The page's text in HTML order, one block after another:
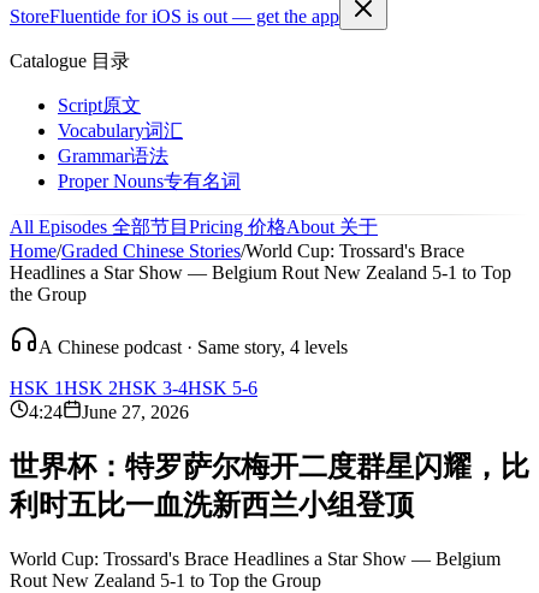
StoreFluentide for iOS is out — get the app
Catalogue 目录
Script原文
Vocabulary词汇
Grammar语法
Proper Nouns专有名词
All Episodes 全部节目 Pricing 价格About 关于
Home/Graded Chinese Stories/World Cup: Trossard's Brace
Headlines a Star Show — Belgium Rout New Zealand 5-1 to Top
the Group
A Chinese podcast · Same story, 4 levels
HSK 1HSK 2HSK 3-4HSK 5-6
4:24
June 27, 2026
世界杯： 特罗萨尔梅开二度群星闪耀 ， 比
利 时五比一血洗新西兰小组登顶
World Cup: Trossard's Brace Headlines a Star Show — Belgium
Rout New Zealand 5-1 to Top the Group